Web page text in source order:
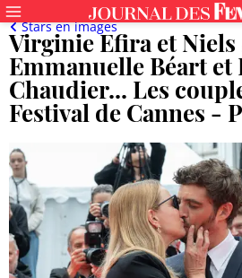
Virginie Efira et Niels
Emmanuelle Béart et
Chaudier... Les
Festival de Cannes -
Stars en images